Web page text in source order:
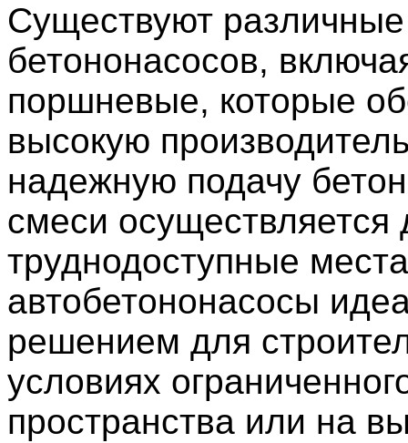
Существуют
бетононасосов,
поршневые, которые
высокую
надежную подачу
смеси осуществляется
труднодоступные
автобетононасосы
решением для
условиях
пространства или на